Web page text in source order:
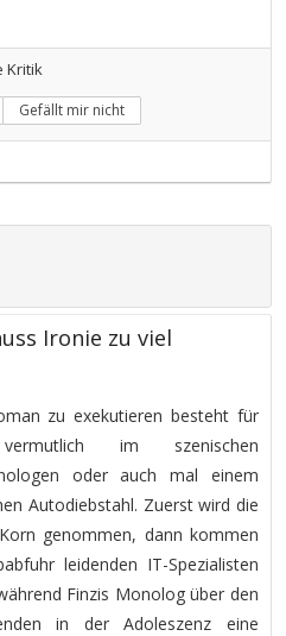
Kritik
Gefällt mir nicht
Ironie zu viel
zu exekutieren besteht für
im szenischen
oder auch mal einem
Autodiebstahl. Zuerst wird die
genommen, dann kommen
leidenden IT-Spezialisten
Finzis Monolog über den
in der Adoleszenz eine